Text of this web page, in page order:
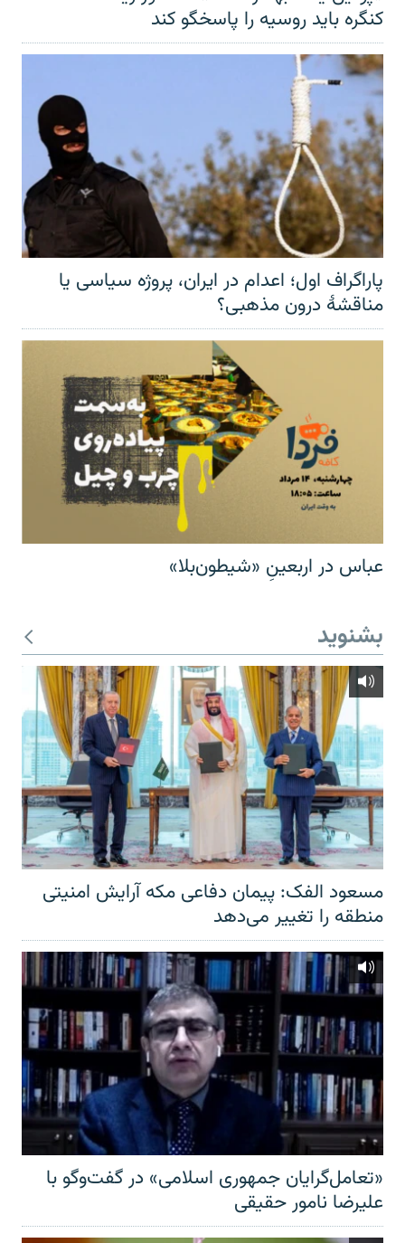
کنگره باید روسیه را پاسخگو کند
پاراگراف اول؛ اعدام در ایران، پروژه سیاسی یا
مناقشهٔ درون مذهبی؟
عباس در اربعینِ «شیطون‌بلا»
بشنوید
مسعود الفک: پیمان دفاعی مکه آرایش امنیتی
منطقه را تغییر می‌دهد
«تعامل‌گرایان جمهوری اسلامی» در گفت‌وگو با
علیرضا نامور حقیقی